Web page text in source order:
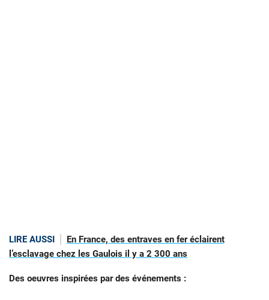
LIRE AUSSI
En France, des entraves en fer éclairent
l’esclavage chez les Gaulois il y a 2 300 ans
Des oeuvres inspirées par des événements :